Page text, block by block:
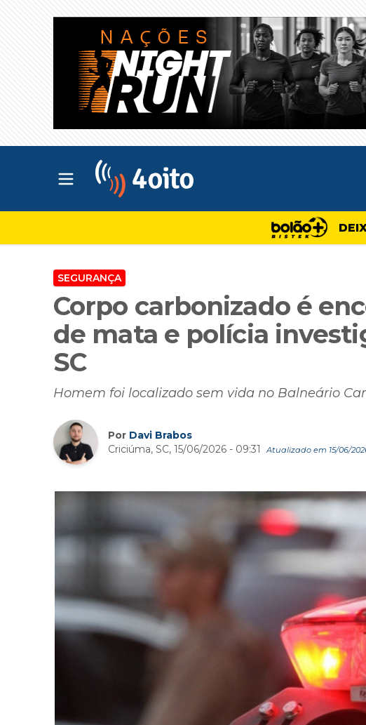
Abrir menu principal
SEGURANÇA
Corpo carbonizado é
de mata e polícia
SC
Homem foi localizado sem vida no Balneário
Por Davi Brabos
Criciúma, SC, 15/06/2026 - 09:31
Atualizado em 15/06/